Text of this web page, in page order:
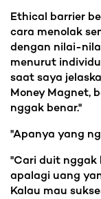
Ethical barrier
cara menolak
dengan nilai-
menurut
saat saya
Money Magnet,
nggak benar."
"Apanya yang
"Cari duit nggak
apalagi uang
Kalau mau